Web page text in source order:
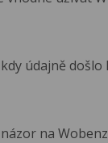
údajně
na